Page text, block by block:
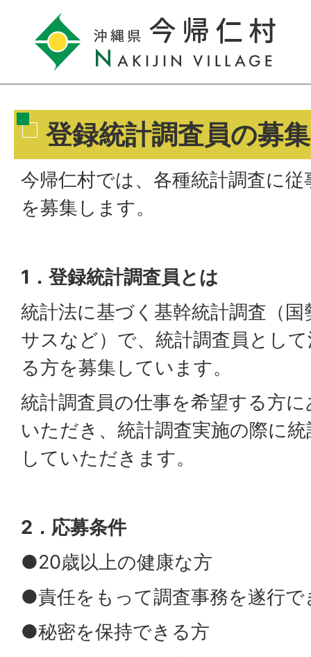
登録統計調査員の募
今帰仁村では、各種統計調査に
を募集します。
1．登録統計調査員とは
統計法に基づく基幹統計調査（
サスなど）で、統計調査員とし
る方を募集しています。
統計調査員の仕事を希望する方
いただき、統計調査実施の際に
していただきます。
2．応募条件
●20歳以上の健康な方
●責任をもって調査事務を遂行で
●秘密を保持できる方